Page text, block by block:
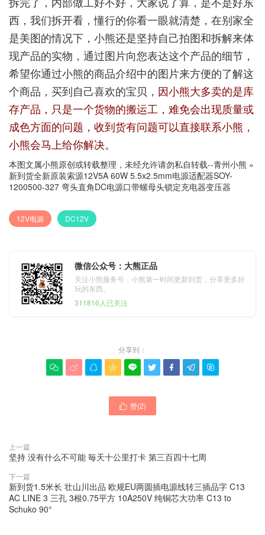
西，我们拆开看，懂行的你看一眼就清楚，在别家全
是美图的情况下，小熊还是坚持自己拍图和拆解来体
现产品的实物，通过图片向您表达这个产品的细节，
希望你通过小熊的商品介绍中的图片来方便的了解这
个商品，买到自己喜欢的宝贝， 因小熊大多卖的是库
存产品，只是一个货物的搬运工，难免会出现质量或
成色方面的问题，收到货有问题可以直接联系小熊，
小熊会马上给你解决。
本图文属小熊原创或转载整理，未经允许请勿私自转载--青州小熊 »
新到货全新原装索源12V5A 60W 5.5x2.5mm电源适配器SOY-
1200500-327 弯头直角DC电源口带螺母头锁定充电器变压器
12V电源 DC12V
微信公众号：大熊正品
关注小熊服务号，小熊第一时间更新到货，分享更多好
玩的东西。
311816人已关注
分享到：
        
 赞(2)
上一篇
坚持 没有什么不可能 毎天十公里打卡 第三百四十七周
下一篇
新到货1.5米长 壮山川出品 欧规EU两圆插电源线转三插品字 C13
AC LINE 3 三孔 3根0.75平方 10A250V 纯铜芯大功率 C13 to
Schuko 90°